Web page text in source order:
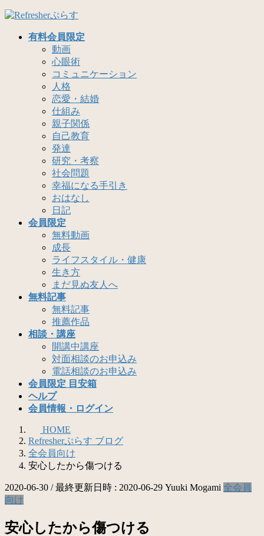
コ
ナ
有料会員限定
動画
心眼術
コミュニケーション
人格
恋愛・結婚
仕組み
親子関係
自己教育
発達
研究・考察
社会問題
幸福になる手引き
おはなし
日記
会員限定
無料動画
成長
ライフスタイル・健康
生き方
まだ見ぬ友人へ
無料記事
無料記事
推薦作品
相談・講座
開講中講座
対面相談のお申込み
電話相談のお申込み
会員限定 目安箱
ヘルプ
会員情報・ログイン
HOME
Refresherぷらす ブログ
全会員向け
安心したから傷つける
2020-06-30 / 最終更新日時 : 2020-06-29 Yuuki Mogami 全会員
向け
安心したから傷つける